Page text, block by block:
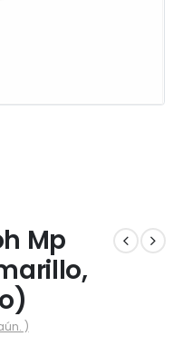
Mp
)